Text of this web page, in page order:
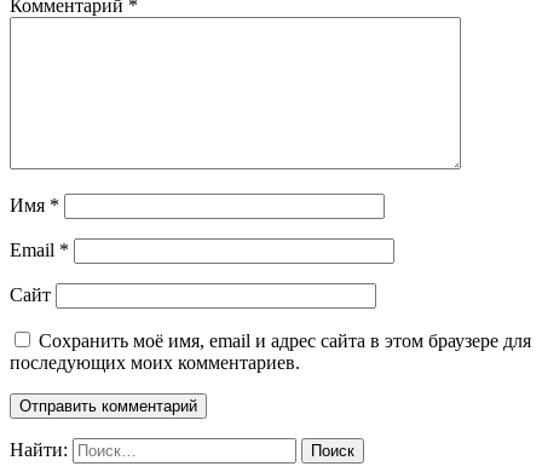
Комментарий *
Имя *
Email *
Сайт
Сохранить моё имя, email и адрес сайта в этом браузере для
последующих моих комментариев.
Найти: